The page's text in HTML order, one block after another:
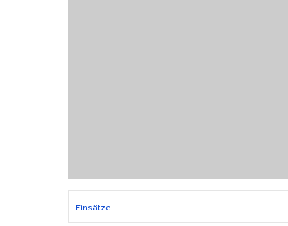
Einsätze